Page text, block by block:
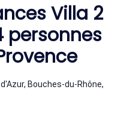
Villa 2
personnes
Bouches-du-Rhône,